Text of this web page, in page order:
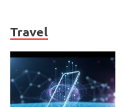
Travel